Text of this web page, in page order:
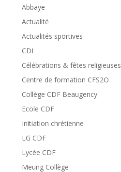
Abbaye
Actualité
Actualités sportives
CDI
Célébrations & fêtes religieuses
Centre de formation CFS2O
Collège CDF Beaugency
Ecole CDF
Initiation chrétienne
LG CDF
Lycée CDF
Meung Collège